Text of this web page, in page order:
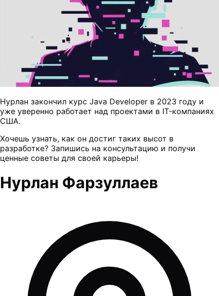
Нурлан закончил курс Java Developer в 2023 году и
уже уверенно работает над проектами в IT-компаниях
США.
Хочешь узнать, как он достиг таких высот в
разработке? Запишись на консультацию и получи
ценные советы для своей карьеры!
Нурлан Фарзуллаев